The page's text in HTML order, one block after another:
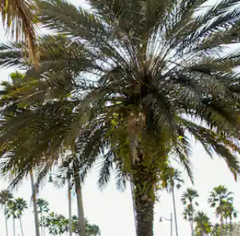
omhoog en omlaag, óf door te